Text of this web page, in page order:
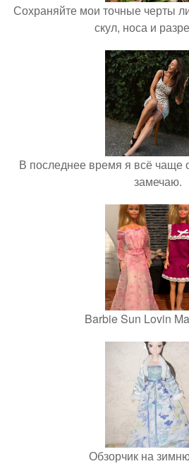
Сохраняйте мои точные черты
скул, носа и
В последнее время я всё чаще
замечаю.
Barbie Sun Lovin
Обзорчик на